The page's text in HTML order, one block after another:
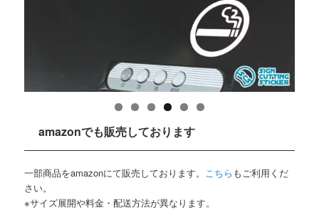
amazonでも販売しております
一部商品をamazonにて販売しております。 こちら もご利用くだ
さい。
※サイズ展開や料金・配送方法が異なります。